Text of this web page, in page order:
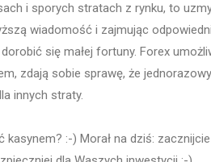
i sporych stratach z rynku, to
wiadomość i zajmując
się małej fortuny. Forex
zdają sobie sprawę, że
innych straty.
kasynem? :-) Morał na dziś: